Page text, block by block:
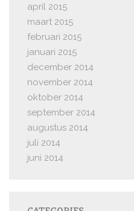
april 2015
maart 2015
februari 2015
januari 2015
december 2014
november 2014
oktober 2014
september 2014
augustus 2014
juli 2014
juni 2014